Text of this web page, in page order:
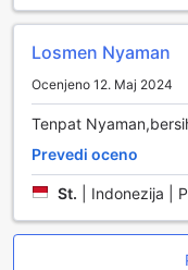
Losmen Nyaman
Ocenjeno 12. Maj 2024
Tenpat
Prevedi oceno
St. Indonezija |